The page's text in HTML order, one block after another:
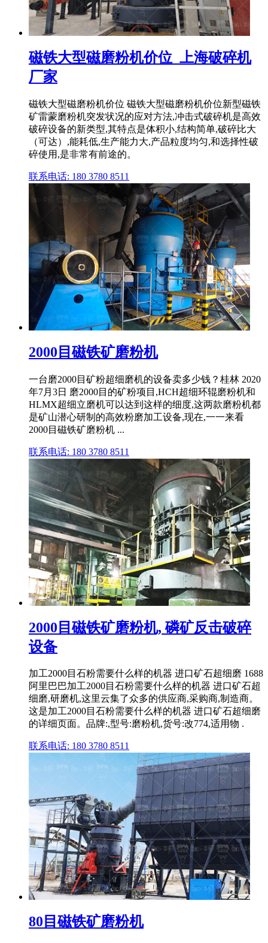
磁铁大型磁磨粉机价位_上海破碎机
厂家
磁铁大型磁磨粉机价位 磁铁大型磁磨粉机价位新型磁铁
矿雷蒙磨粉机突发状况的应对方法,冲击式破碎机是高效
破碎设备的新类型,其特点是体积小,结构简单,破碎比大
（可达）,能耗低,生产能力大,产品粒度均匀,和选择性破
碎使用,是非常有前途的。
联系电话: 180 3780 8511
2000目磁铁矿磨粉机
一台磨2000目矿粉超细磨机的设备卖多少钱？桂林 2020
年7月3日 磨2000目的矿粉项目,HCH超细环辊磨粉机和
HLMX超细立磨机可以达到这样的细度,这两款磨粉机都
是矿山潜心研制的高效粉磨加工设备,现在,一一来看
2000目磁铁矿磨粉机 ...
联系电话: 180 3780 8511
2000目磁铁矿磨粉机, 磷矿反击破碎
设备
加工2000目石粉需要什么样的机器 进口矿石超细磨 1688
阿里巴巴加工2000目石粉需要什么样的机器 进口矿石超
细磨,研磨机,这里云集了众多的供应商,采购商,制造商。
这是加工2000目石粉需要什么样的机器 进口矿石超细磨
的详细页面。品牌:,型号:磨粉机,货号:改774,适用物 .
联系电话: 180 3780 8511
80目磁铁矿磨粉机